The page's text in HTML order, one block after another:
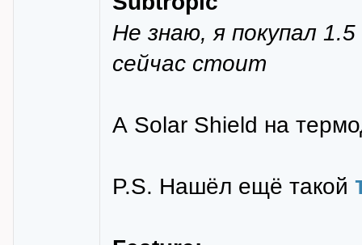
Не знаю, я покупал
сейчас стоит
А Solar Shield на
P.S. Нашёл ещё такой